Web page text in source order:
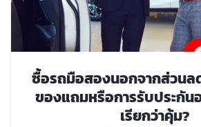
ซื้อรถมือสองนอกจากส่วน
ของแถมหรือการรับประกันอ
เรียกว่าคุ้ม?